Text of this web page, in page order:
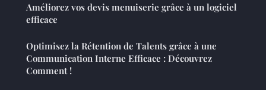
Améliorez vos devis menuiserie grâce à un logiciel
efficace
Optimisez la Rétention de Talents grâce à une
Communication Interne Efficace : Découvrez
Comment !